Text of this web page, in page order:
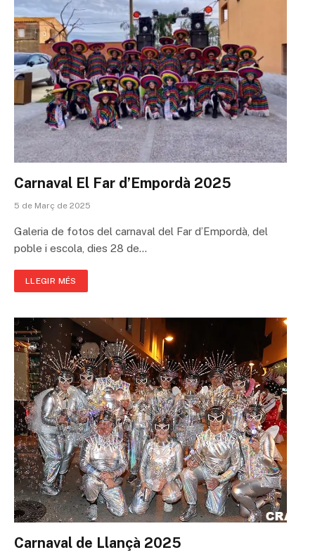
Carnaval El Far d’Empordà 2025
5 de Març de 2025
Galeria de fotos del carnaval del Far d’Empordà, del
poble i escola, dies 28 de…
LLEGIR MÉS
Carnaval de Llançà 2025